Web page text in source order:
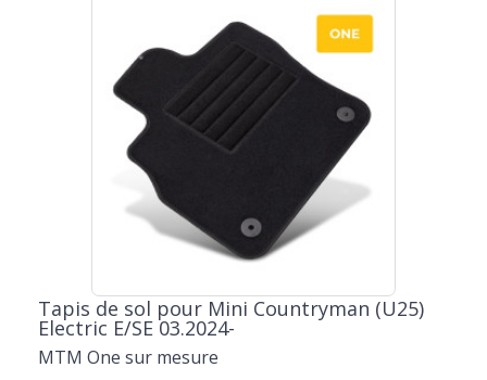
Tapis de sol pour Mini Countryman (U25)
Electric E/SE 03.2024-
MTM One sur mesure